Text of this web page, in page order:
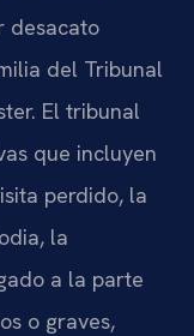
desacato
del Tribunal
El tribunal
que incluyen
perdido, la
la
a la parte
o graves,